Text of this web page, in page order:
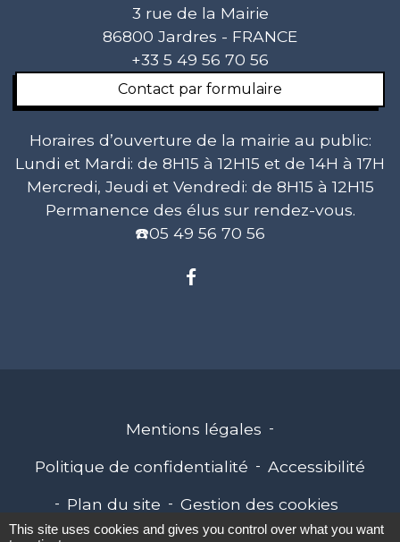
3 rue de la Mairie
86800 Jardres - FRANCE
+33 5 49 56 70 56
Contact par formulaire
Horaires d’ouverture de la mairie au public:
Lundi et Mardi: de 8H15 à 12H15 et de 14H à 17H
Mercredi, Jeudi et Vendredi: de 8H15 à 12H15
Permanence des élus sur rendez-vous.
☎️05 49 56 70 56
Mentions légales -
Politique de confidentialité - Accessibilité
- Plan du site - Gestion des cookies
This site uses cookies and gives you control over what you want